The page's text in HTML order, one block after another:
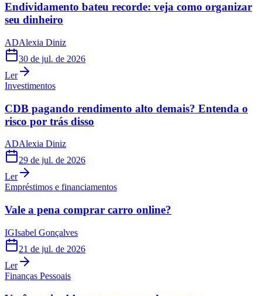
Endividamento bateu recorde: veja como organizar
seu dinheiro
ADAlexia Diniz
30 de jul. de 2026
Ler
Investimentos
CDB pagando rendimento alto demais? Entenda o
risco por trás disso
ADAlexia Diniz
29 de jul. de 2026
Ler
Empréstimos e financiamentos
Vale a pena comprar carro online?
IGIsabel Gonçalves
21 de jul. de 2026
Ler
Finanças Pessoais